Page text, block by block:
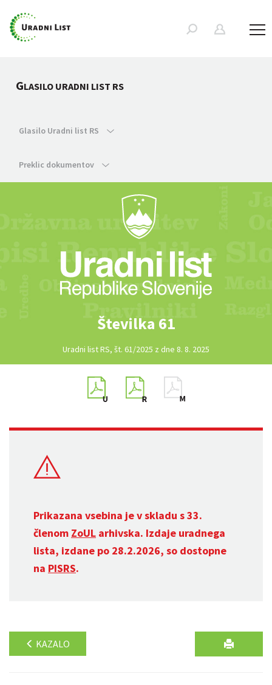
GLASILO URADNI LIST RS
Glasilo Uradni list RS
Preklic dokumentov
Številka 61
Uradni list RS, št. 61/2025 z dne 8. 8. 2025
Prikazana vsebina je v skladu s 33.
členom ZoUL arhivska. Izdaje uradnega
lista, izdane po 28.2.2026, so dostopne
na PISRS.
KAZALO